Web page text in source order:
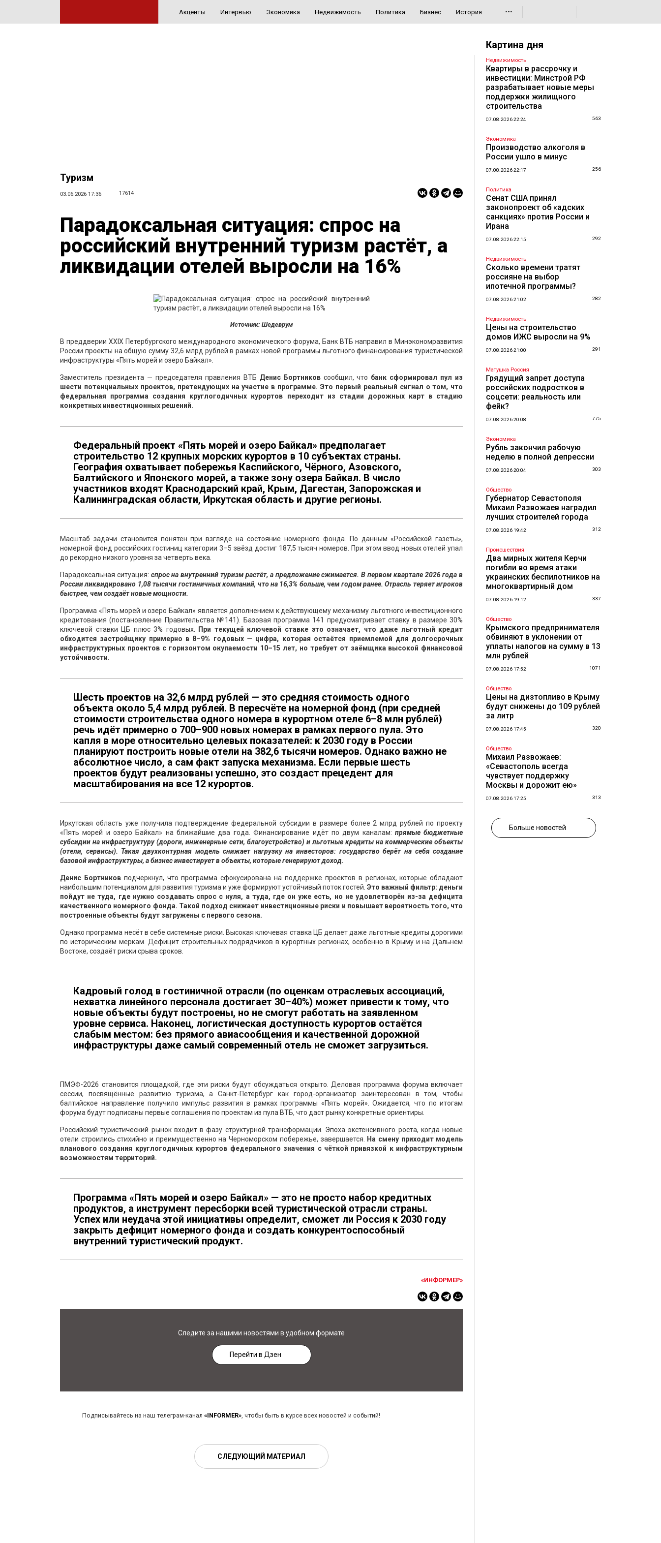
Акценты Интервью Экономика Недвижимость Политика Бизнес История •••
Туризм
03.06.2026 17:36 17614
Парадоксальная ситуация: спрос на
российский внутренний туризм растёт, а
ликвидации отелей выросли на 16%
Источник: Шедеврум
В преддверии XXIX Петербургского международного экономического форума, Банк ВТБ направил в Минэкономразвития
России проекты на общую сумму 32,6 млрд рублей в рамках новой программы льготного финансирования туристической
инфраструктуры «Пять морей и озеро Байкал».
Заместитель президента — председателя правления ВТБ Денис Бортниковсообщил, что банк сформировал пул из
шести потенциальных проектов, претендующих на участие в программе. Это первый реальный сигнал о том, что
федеральная программа создания круглогодичных курортов переходит из стадии дорожных карт в стадию
конкретных инвестиционных решений.
Федеральный проект «Пять морей и озеро Байкал» предполагает
строительство 12 крупных морских курортов в 10 субъектах страны.
География охватывает побережья Каспийского, Чёрного, Азовского,
Балтийского и Японского морей, а также зону озера Байкал. В число
участников входят Краснодарский край, Крым, Дагестан, Запорожская и
Калининградская области, Иркутская область и другие регионы.
Масштаб задачи становится понятен при взгляде на состояние номерного фонда. По данным «Российской газеты»,
номерной фонд российских гостиниц категории 3–5 звёзд достиг 187,5 тысяч номеров. При этом ввод новых отелей упал
до рекордно низкого уровня за четверть века.
Парадоксальная ситуация: спрос на внутренний туризм растёт, а предложение сжимается. В первом квартале 2026 года в
России ликвидировано 1,08 тысячи гостиничных компаний, что на 16,3% больше, чем годом ранее. Отрасль теряет игроков
быстрее, чем создаёт новые мощности.
Программа «Пять морей и озеро Байкал» является дополнением к действующему механизму льготного инвестиционного
кредитования (постановление Правительства №141). Базовая программа 141 предусматривает ставку в размере 30%
ключевой ставки ЦБ плюс 3% годовых.
При текущей ключевой ставке это означает, что даже льготный кредит
обходится застройщику примерно в 8–9% годовых — цифра, которая остаётся приемлемой для долгосрочных
инфраструктурных проектов с горизонтом окупаемости 10–15 лет, но требует от заёмщика высокой финансовой
устойчивости.
Шесть проектов на 32,6 млрд рублей — это средняя стоимость одного
объекта около 5,4 млрд рублей. В пересчёте на номерной фонд (при средней
стоимости строительства одного номера в курортном отеле 6–8 млн рублей)
речь идёт примерно о 700–900 новых номерах в рамках первого пула. Это
капля в море относительно целевых показателей: к 2030 году в России
планируют построить новые отели на 382,6 тысячи номеров. Однако важно не
абсолютное число, а сам факт запуска механизма. Если первые шесть
проектов будут реализованы успешно, это создаст прецедент для
масштабирования на все 12 курортов.
Иркутская область уже получила подтверждение федеральной субсидии в размере более 2 млрд рублей по проекту
«Пять морей и озеро Байкал» на ближайшие два года. Финансирование идёт по двум каналам: прямые бюджетные
субсидии на инфраструктуру (дороги, инженерные сети, благоустройство) и льготные кредиты на коммерческие объекты
(отели, сервисы). Такая двухконтурная модель снижает нагрузку на инвесторов: государство берёт на себя создание
базовой инфраструктуры, а бизнес инвестирует в объекты, которые генерируют доход.
Денис Бортниковподчеркнул, что программа сфокусирована на поддержке проектов в регионах, которые обладают
наибольшим потенциалом для развития туризма и уже формируют устойчивый поток гостей.Это важный фильтр: деньги
пойдут не туда, где нужно создавать спрос с нуля, а туда, где он уже есть, но не удовлетворён из-за дефицита
качественного номерного фонда. Такой подход снижает инвестиционные риски и повышает вероятность того, что
построенные объекты будут загружены с первого сезона.
Однако программа несёт в себе системные риски. Высокая ключевая ставка ЦБ делает даже льготные кредиты дорогими
по историческим меркам. Дефицит строительных подрядчиков в курортных регионах, особенно в Крыму и на Дальнем
Востоке, создаёт риски срыва сроков.
Кадровый голод в гостиничной отрасли (по оценкам отраслевых ассоциаций,
нехватка линейного персонала достигает 30–40%) может привести к тому, что
новые объекты будут построены, но не смогут работать на заявленном
уровне сервиса. Наконец, логистическая доступность курортов остаётся
слабым местом: без прямого авиасообщения и качественной дорожной
инфраструктуры даже самый современный отель не сможет загрузиться.
ПМЭФ-2026 становится площадкой, где эти риски будут обсуждаться открыто. Деловая программа форума включает
сессии, посвящённые развитию туризма, а Санкт-Петербург как город-организатор заинтересован в том, чтобы
балтийское направление получило импульс развития в рамках программы «Пять морей». Ожидается, что по итогам
форума будут подписаны первые соглашения по проектам из пула ВТБ, что даст рынку конкретные ориентиры.
Российский туристический рынок входит в фазу структурной трансформации. Эпоха экстенсивного роста, когда новые
отели строились стихийно и преимущественно на Черноморском побережье, завершается.
На смену приходит модель
планового создания круглогодичных курортов федерального значения с чёткой привязкой к инфраструктурным
возможностям территорий.
Программа «Пять морей и озеро Байкал» — это не просто набор кредитных
продуктов, а инструмент пересборки всей туристической отрасли страны.
Успех или неудача этой инициативы определит, сможет ли Россия к 2030 году
закрыть дефицит номерного фонда и создать конкурентоспособный
внутренний туристический продукт.
«ИНФОРМЕР»
Следите за нашими новостями в удобном формате
Перейти в Дзен
Подписывайтесь на наш телеграм-канал «INFORMER», чтобы быть в курсе всех новостей и событий!
СЛЕДУЮЩИЙ МАТЕРИАЛ
Картина дня
Недвижимость
Квартиры в рассрочку и
инвестиции: Минстрой РФ
разрабатывает новые меры
поддержки жилищного
строительства
07.08.2026 22:24 563
Экономика
Производство алкоголя в
России ушло в минус
07.08.2026 22:17 256
Политика
Сенат США принял
законопроект об «адских
санкциях» против России и
Ирана
07.08.2026 22:15 292
Недвижимость
Сколько времени тратят
россияне на выбор
ипотечной программы?
07.08.2026 21:02 282
Недвижимость
Цены на строительство
домов ИЖС выросли на 9%
07.08.2026 21:00 291
Матушка Россия
Грядущий запрет доступа
российских подростков в
соцсети: реальность или
фейк?
07.08.2026 20:08 775
Экономика
Рубль закончил рабочую
неделю в полной депрессии
07.08.2026 20:04 303
Общество
Губернатор Севастополя
Михаил Развожаев наградил
лучших строителей города
07.08.2026 19:42 312
Происшествия
Два мирных жителя Керчи
погибли во время атаки
украинских беспилотников на
многоквартирный дом
07.08.2026 19:12 337
Общество
Крымского предпринимателя
обвиняют в уклонении от
уплаты налогов на сумму в 13
млн рублей
07.08.2026 17:52 1071
Общество
Цены на дизтопливо в Крыму
будут снижены до 109 рублей
за литр
07.08.2026 17:45 320
Общество
Михаил Развожаев:
«Севастополь всегда
чувствует поддержку
Москвы и дорожит ею»
07.08.2026 17:25 313
Больше новостей